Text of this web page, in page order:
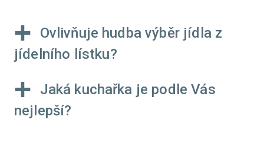
Ovlivňuje hudba výběr jídla z
jídelního lístku?
Jaká kuchařka je podle Vás
nejlepší?